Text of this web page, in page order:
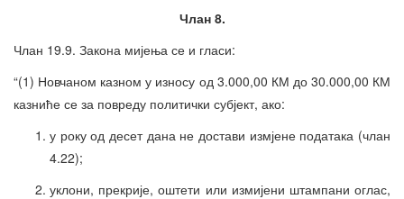
Члан 8.
Члан 19.9. Закона мијења се и гласи:
“(1) Новчаном казном у износу од 3.000,00 КМ до 30.000,00 КМ
казниће се за повреду политички субјект, ако:
у року од десет дана не достави измјене података (члан
4.22);
уклони, прекрије, оштети или измијени штампани оглас,